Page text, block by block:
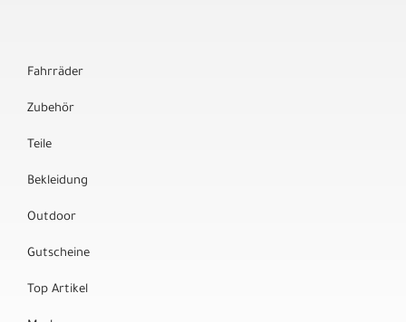
Fahrräder
Zubehör
Teile
Bekleidung
Outdoor
Gutscheine
Top Artikel